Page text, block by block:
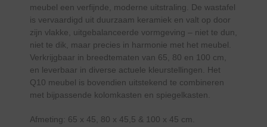
meubel een verfijnde, moderne uitstraling. De wastafel
is vervaardigd uit duurzaam keramiek en valt op door
zijn vlakke, uitgebalanceerde vormgeving – niet te dun,
niet te dik, maar precies in harmonie met het meubel.
Verkrijgbaar in breedtematen van 65, 80 en 100 cm,
en leverbaar in diverse actuele kleurstellingen. Het
Q10 meubel is bovendien uitstekend te combineren
met bijpassende kolomkasten en spiegelkasten.
Afmeting: 65 x 45, 80 x 45,5 & 100 x 45 cm.